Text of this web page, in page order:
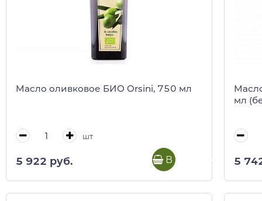
Масло оливковое БИО Orsini, 750 мл
шт
5 922 руб. В корзину
мл
5